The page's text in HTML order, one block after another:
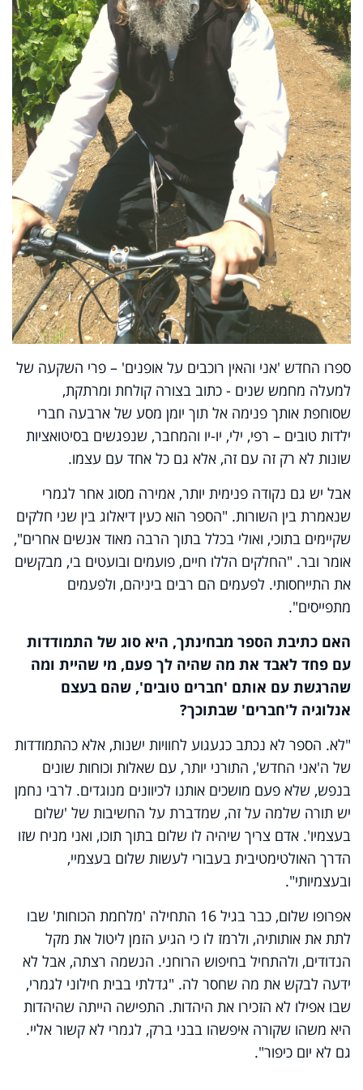
ספרו החדש 'אני והאין רוכבים על אופנים' – פרי השקעה של
למעלה מחמש שנים - כתוב בצורה קולחת ומרתקת,
שסוחפת אותך פנימה אל תוך יומן מסע של ארבעה חברי
ילדות טובים – רפי, ילי, יו-יו והמחבר, שנפגשים בסיטואציות
שונות לא רק זה עם זה, אלא גם כל אחד עם עצמו.
אבל יש גם נקודה פנימית יותר, אמירה מסוג אחר לגמרי
שנאמרת בין השורות. "הספר הוא כעין דיאלוג בין שני חלקים
שקיימים בתוכי, ואולי בכלל בתוך הרבה מאוד אנשים אחרים",
אומר ובר. "החלקים הללו חיים, פועמים ובועטים בי, מבקשים
את התייחסותי. לפעמים הם רבים ביניהם, ולפעמים
מתפייסים".
האם כתיבת הספר מבחינתך, היא סוג של התמודדות
עם פחד לאבד את מה שהיה לך פעם, מי שהיית ומה
שהרגשת עם אותם 'חברים טובים', שהם בעצם
אנלוגיה ל'חברים' שבתוכך?
"לא. הספר לא נכתב כגעגוע לחוויות ישנות, אלא כהתמודדות
של ה'אני החדש', התורני יותר, עם שאלות וכוחות שונים
בנפש, שלא פעם מושכים אותנו לכיוונים מנוגדים. לרבי נחמן
יש תורה שלמה על זה, שמדברת על החשיבות של 'שלום
בעצמיו'. אדם צריך שיהיה לו שלום בתוך תוכו, ואני מניח שזו
הדרך האולטימטיבית בעבורי לעשות שלום בעצמיי,
ובעצמיותי".
אפרופו שלום, כבר בגיל 16 התחילה 'מלחמת הכוחות' שבו
לתת את אותותיה, ולרמז לו כי הגיע הזמן ליטול את מקל
הנדודים, ולהתחיל בחיפוש הרוחני. הנשמה רצתה, אבל לא
ידעה לבקש את מה שחסר לה. "גדלתי בבית חילוני לגמרי,
שבו אפילו לא הזכירו את היהדות. התפישה הייתה שהיהדות
היא משהו שקורה איפשהו בבני ברק, לגמרי לא קשור אליי.
גם לא יום כיפור".